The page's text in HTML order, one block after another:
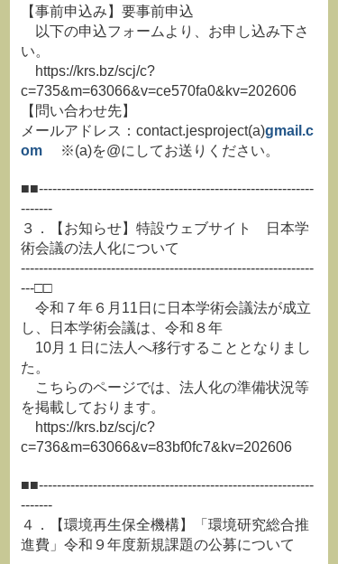
【事前申込み】要事前申込
以下の申込フォームより、お申し込み下さ
い。
https://krs.bz/scj/c?
c=735&m=63066&v=ce570fa0&kv=202606
【問い合わせ先】
メールアドレス：contact.jesproject(a)gmail.c
om ※(a)を@にしてお送りください。
■■-------------------------------------------------------------
-------
３．【お知らせ】特設ウェブサイト 日本学
術会議の法人化について
-----------------------------------------------------------------
---□□
令和７年６月11日に日本学術会議法が成立
し、日本学術会議は、令和８年
10月１日に法人へ移行することとなりまし
た。
こちらのページでは、法人化の準備状況等
を掲載しております。
https://krs.bz/scj/c?
c=736&m=63066&v=83bf0fc7&kv=202606
■■-------------------------------------------------------------
-------
４．【環境再生保全機構】「環境研究総合推
進費」令和９年度新規課題の公募について